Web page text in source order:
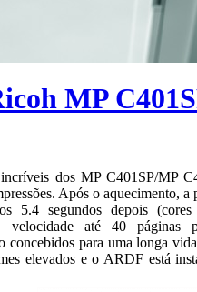
MP
dos MP C401SP/MP
Após o aquecimento,
5.4 segundos depois
velocidade até 40 páginas
concebidos para uma longa
elevados e o ARDF está